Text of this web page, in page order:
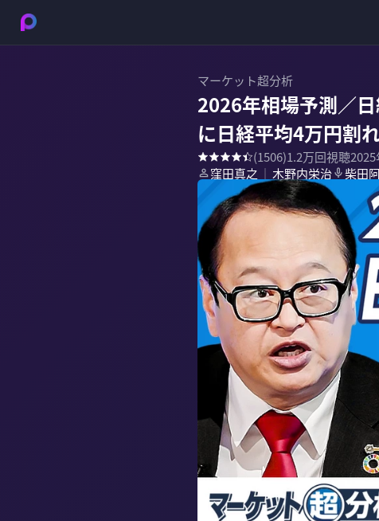
マーケット超分析
2026年相場予測／
に日経平均4万円割
(1506)1.2万回視聴
窪田真之 ｜ 木野内栄治 柴田